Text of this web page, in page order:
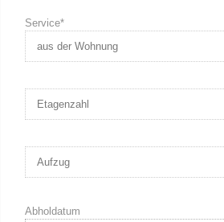
Service*
Abholdatum